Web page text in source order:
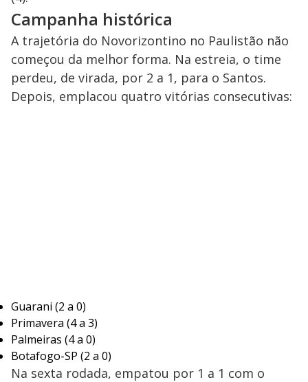
Campanha histórica
A trajetória do Novorizontino no Paulistão não
começou da melhor forma. Na estreia, o time
perdeu, de virada, por 2 a 1, para o Santos.
Depois, emplacou quatro vitórias consecutivas:
Guarani (2 a 0)
Primavera (4 a 3)
Palmeiras (4 a 0)
Botafogo-SP (2 a 0)
Na sexta rodada, empatou por 1 a 1 com o